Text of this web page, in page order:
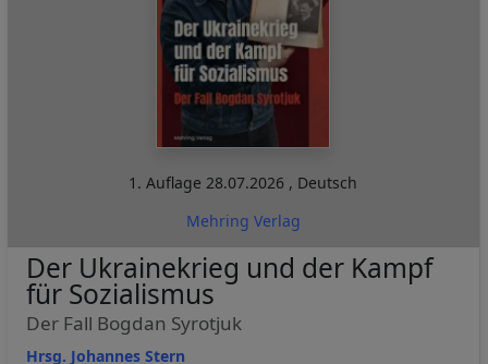
1. Auflage28.07.2026 , Deutsch
Mehring Verlag
Hrsg. Johannes Stern
Der Ukrainekrieg und der Kampf
für Sozialismus
Der Fall Bogdan Syrotjuk